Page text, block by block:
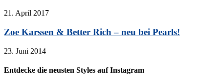
21. April 2017
Zoe Karssen & Better Rich – neu bei Pearls!
23. Juni 2014
Entdecke die neusten Styles auf Instagram